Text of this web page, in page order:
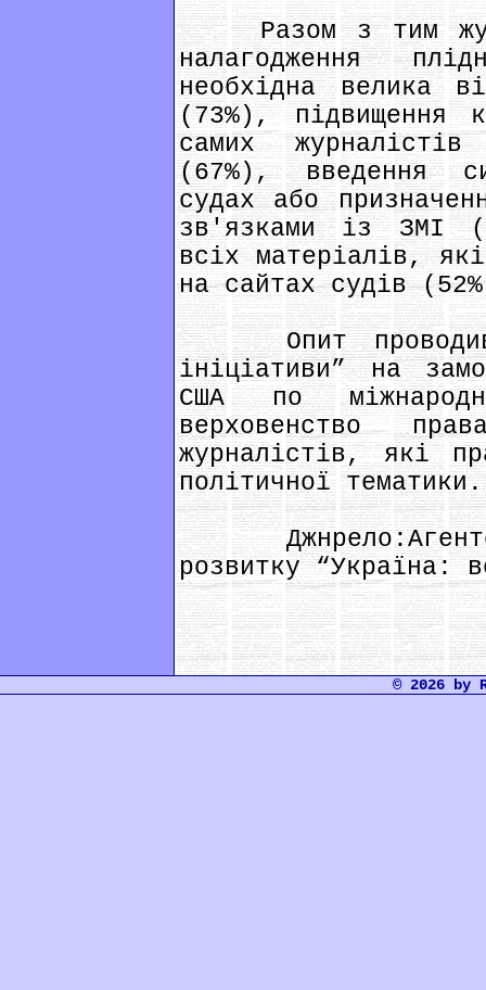
Разом з тим
налагодження
необхідна велика
(73%), підвищення
самих
(67%), введення
судах або
зв'язками із ЗМІ
всіх матеріалів,
на сайтах судів
Опит проводився
ініціативи” на
США по
верховенство
журналістів, які
політичної тематики.
розвитку “Україна:
© 2026 by